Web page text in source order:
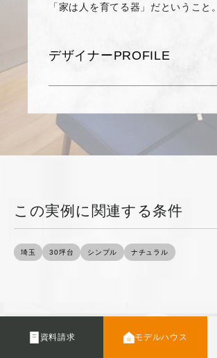
「家は人を育てる器」だということ。
デザイナーPROFILE
この実例に関連する条件
埼玉 30坪台 シンプル ナチュラル
モデルハウス
資料請求